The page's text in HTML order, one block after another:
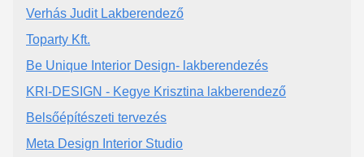
Verhás Judit Lakberendező
Toparty Kft.
Be Unique Interior Design- lakberendezés
KRI-DESIGN - Kegye Krisztina lakberendező
Belsőépítészeti tervezés
Meta Design Interior Studio